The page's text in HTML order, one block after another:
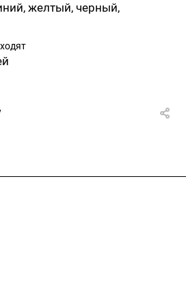
желтый, черный,